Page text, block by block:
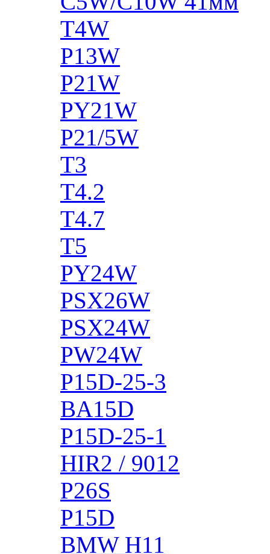
T4W
P13W
P21W
PY21W
P21/5W
T3
T4.2
T4.7
T5
PY24W
PSX26W
PSX24W
PW24W
P15D-25-3
BA15D
P15D-25-1
HIR2 / 9012
P26S
P15D
BMW H11